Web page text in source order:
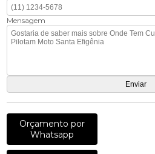
Mensagem
Orçamento por
Whatsapp